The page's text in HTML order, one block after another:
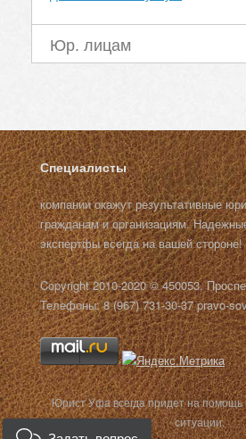
Юр. лицам
Специалисты
компании окажут результативные
гражданам и организациям.
экспертфы всегда на вашей стороне!
Copyright 2010-2020 © 450053,
Телефоны: 8 (967) 731-30-37 pravo-
Юрист Уфа всегда придет на помощь
ситуации.